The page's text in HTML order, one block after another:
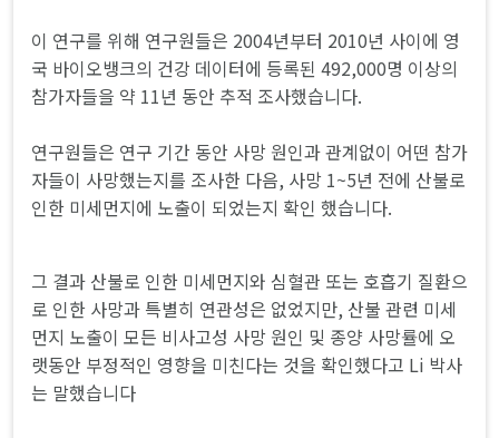
이 연구를 위해 연구원들은 2004년부터 2010년 사이에 영
국 바이오뱅크의 건강 데이터에 등록된 492,000명 이상의
참가자들을 약 11년 동안 추적 조사했습니다.
연구원들은 연구 기간 동안 사망 원인과 관계없이 어떤 참가
자들이 사망했는지를 조사한 다음, 사망 1~5년 전에 산불로
인한 미세먼지에 노출이 되었는지 확인 했습니다.
그 결과 산불로 인한 미세먼지와 심혈관 또는 호흡기 질환으
로 인한 사망과 특별히 연관성은 없었지만, 산불 관련 미세
먼지 노출이 모든 비사고성 사망 원인 및 종양 사망률에 오
랫동안 부정적인 영향을 미친다는 것을 확인했다고 Li 박사
는 말했습니다